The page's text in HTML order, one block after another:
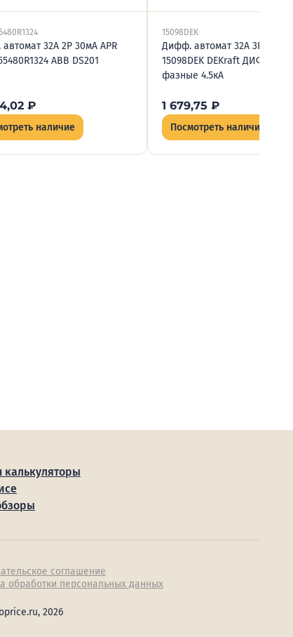
32А 2P 30мА APR
ABB DS201
₽
наличие
15098DEK
Дифф. автомат 32А 3P 30мА
15098DEK DEKraft ДИФ-101
фазные 4.5кА
1 679,75 ₽
Посмотреть наличие
калькуляторы
соглашение
обработки персональных данных
2026